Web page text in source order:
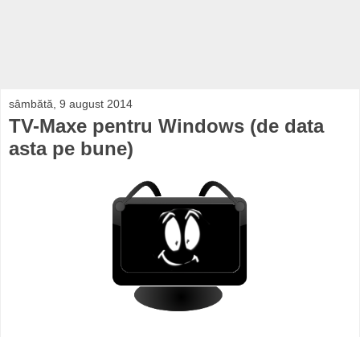
sâmbătă, 9 august 2014
TV-Maxe pentru Windows (de data
asta pe bune)